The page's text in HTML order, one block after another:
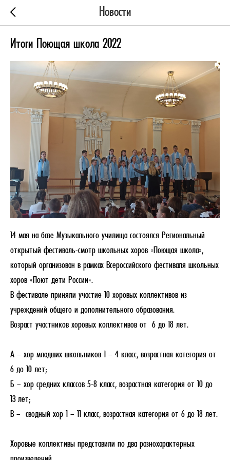
Новости
Итоги Поющая школа 2022
14 мая на базе Музыкального училища состоялся Региональный
открытый фестиваль-смотр школьных хоров «Поющая школа»,
который организован в рамках Всероссийского фестиваля школьных
хоров «Поют дети России».
В фестивале приняли участие 10 хоровых коллективов из
учреждений общего и дополнительного образования.
Возраст участников хоровых коллективов от 6 до 18 лет.
А – хор младших школьников 1 – 4 класс, возрастная категория от
6 до 10 лет;
Б – хор средних классов 5-8 класс, возрастная категория от 10 до
13 лет;
В – сводный хор 1 – 11 класс, возрастная категория от 6 до 18 лет.
Хоровые коллективы представили по два разнохарактерных